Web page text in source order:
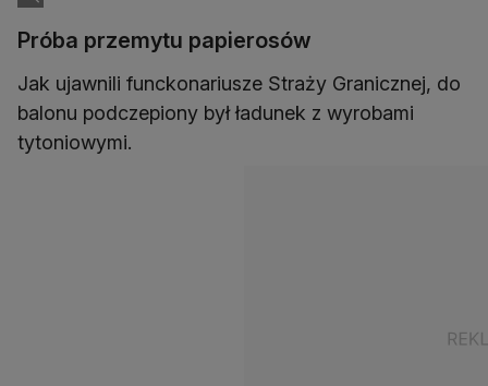
Próba przemytu papierosów
Jak ujawnili funckonariusze Straży Granicznej, do
balonu podczepiony był ładunek z wyrobami
tytoniowymi.